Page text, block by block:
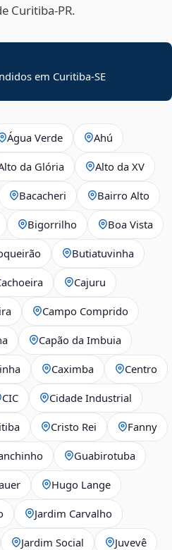
Curitiba‑PR.
em Curitiba-SE
Água Verde Ahú
da Glória Alto da XV
Bacacheri Bairro Alto
Bigorrilho Boa Vista
Butiatuvinha
Cajuru
Campo Comprido
Capão da Imbuia
Caximba Centro
CIC Cidade Industrial
Cristo Rei Fanny
Guabirotuba
Hugo Lange
Jardim Carvalho
Jardim Social Juvevê